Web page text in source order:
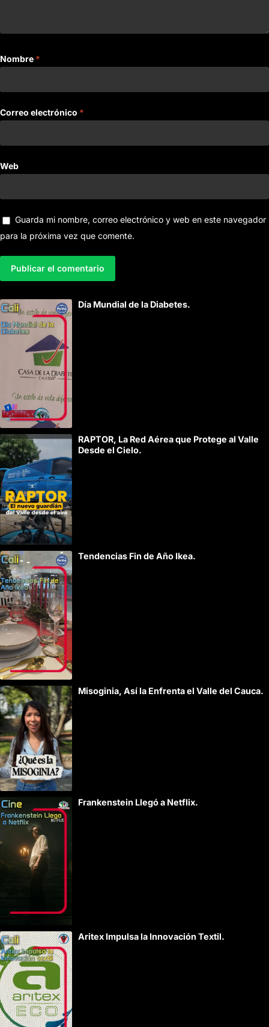
Nombre *
Correo electrónico *
Web
Guarda mi nombre, correo electrónico y web en este navegador
para la próxima vez que comente.
l
t
t
i
v
e
:
Día Mundial de la Diabetes.
RAPTOR, La Red Aérea que Protege al Valle
Desde el Cielo.
Tendencias Fin de Año Ikea.
Misoginia, Así la Enfrenta el Valle del Cauca.
Frankenstein Llegó a Netflix.
Aritex Impulsa la Innovación Textil.